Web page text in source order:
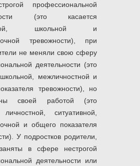
профессиональной
(это касается
школьной и
тревожности), при
не меняли свою сферу
деятельности (это
школьной, межличностной и
тревожности), но
своей работой (это
личностной, ситуативной,
и общего показателя
У подростков родители,
в сфере нестрогой
деятельности или